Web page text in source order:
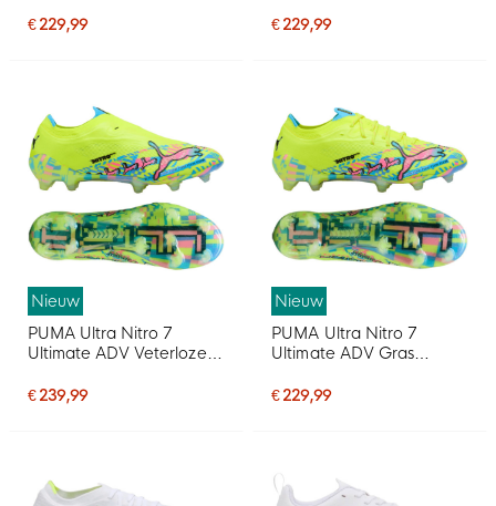
Wit Felrood Zwart
€ 229,99
Wit Geel Oranje
€ 229,99
Nieuw
PUMA Ultra Nitro 7
Ultimate ADV Veterloze
(FG) Neongroen Felblauw
€ 239,99
Nieuw
PUMA Ultra Nitro 7
Ultimate ADV Gras
Neongroen Felblauw
€ 229,99